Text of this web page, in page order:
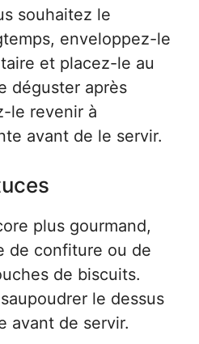
souhaitez le
enveloppez-le
et placez-le au
déguster après
le revenir à
avant de le servir.
plus gourmand,
de confiture ou de
de biscuits.
le dessus
avant de servir.